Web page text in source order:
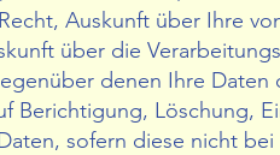
Auskunft über Ihre
über die
denen Ihre
Berichtigung, Löschung,
sofern diese nicht